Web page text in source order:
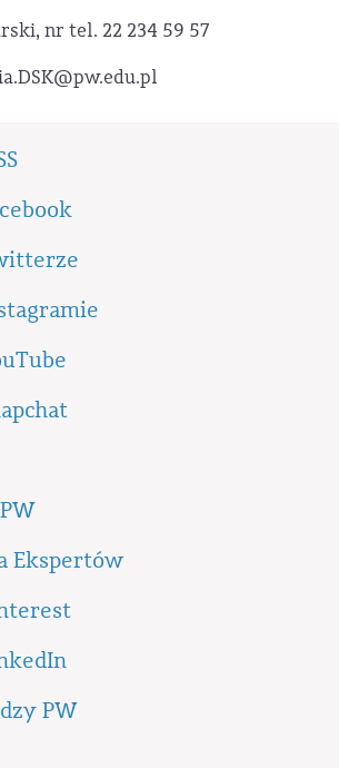
nr tel. 22 234 59 57
Ekspertów
PW